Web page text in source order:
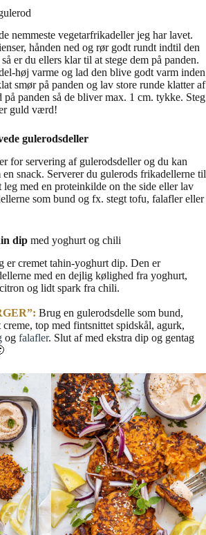
nemmeste vegetarfrikadeller jeg har lavet.
hånden ned og rør godt rundt indtil den
er du ellers klar til at stege dem på panden.
høj varme og lad den blive godt varm inden
smør på panden og lav store runde klatter af
på panden så de bliver max. 1 cm. tykke. Steg
guld værd!
gulerodsdeller
for servering af gulerodsdeller og du kan
snack. Serverer du gulerods frikadellerne til
leg med en proteinkilde on the side eller lav
som bund og fx. stegt tofu, falafler eller
dipmed yoghurt og chili
er cremet tahin-yoghurt dip. Den er
med en dejlig kølighed fra yoghurt,
og lidt spark fra chili.
Brug en gulerodsdelle som bund,
top med fintsnittet spidskål, agurk,
og falafler. Slut af med ekstra dip og gentag